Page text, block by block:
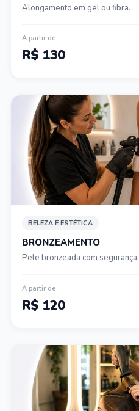
Alongamento em gel ou fibra.
A partir de
R$ 130
BELEZA E ESTÉTICA
BRONZEAMENTO
Pele bronzeada com segurança.
A partir de
R$ 120